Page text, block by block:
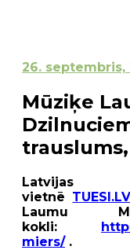
26. septembris,
Mūziķe
Latvijas
vietnē TUESI.LV
Laumu
kokli:
miers/.